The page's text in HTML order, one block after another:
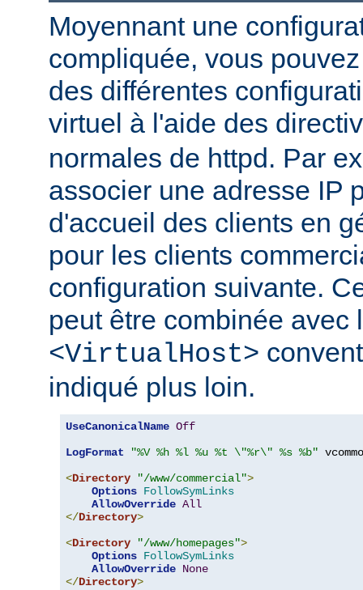
Moyennant une
compliquée, vous
des différentes
virtuel à l'aide des
normales de httpd. Par
associer une adresse IP
d'accueil des clients en
pour les clients
configuration suivante.
peut être combinée avec
<VirtualHost>
indiqué plus loin.
UseCanonicalName Off
LogFormat
"%V %h %l %u %t \"%r\" %s %b"
<Directory "/www/commercial">
Options FollowSymLinks
AllowOverride All
</Directory>
<Directory "/www/homepages">
Options FollowSymLinks
AllowOverride None
</Directory>